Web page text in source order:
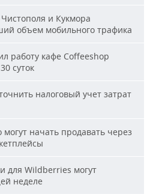
и Кукмора
объем мобильного трафика
работу кафе Coffeeshop
суток
налоговый учет затрат
могут начать продавать через
Wildberries могут
неделе